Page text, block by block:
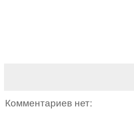
Комментариев нет: